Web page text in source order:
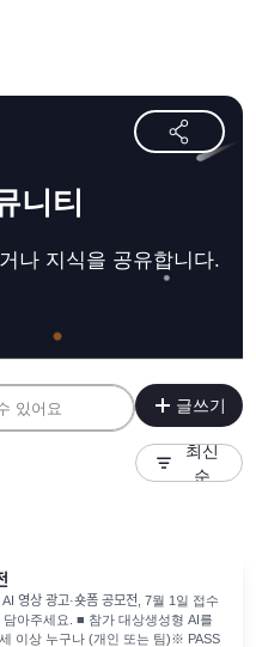
니티
나 지식을 공유합니다.
글쓰기
최신
순
광고·숏폼 공모전, 7월 1일 접수
아주세요. ​■ 참가 대상생성형 AI를
이상 누구나 (개인 또는 팀)※ PASS